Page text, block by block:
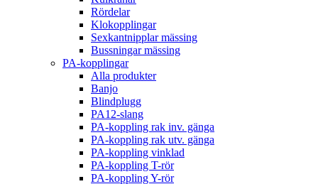
Rördelar
Klokopplingar
Sexkantnipplar mässing
Bussningar mässing
PA-kopplingar
Alla produkter
Banjo
Blindplugg
PA12-slang
PA-koppling rak inv. gänga
PA-koppling rak utv. gänga
PA-koppling vinklad
PA-koppling T-rör
PA-koppling Y-rör